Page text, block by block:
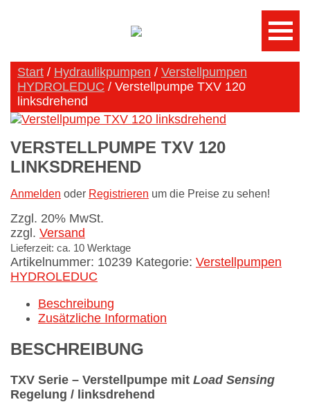
Start / Hydraulikpumpen / Verstellpumpen
HYDROLEDUC / Verstellpumpe TXV 120
linksdrehend
VERSTELLPUMPE TXV 120
LINKSDREHEND
Anmelden oder Registrieren um die Preise zu sehen!
Zzgl. 20% MwSt.
zzgl. Versand
Lieferzeit: ca. 10 Werktage
Artikelnummer: 10239 Kategorie: Verstellpumpen
HYDROLEDUC
Beschreibung
Zusätzliche Information
BESCHREIBUNG
TXV Serie – Verstellpumpe mit Load Sensing
Regelung / linksdrehend